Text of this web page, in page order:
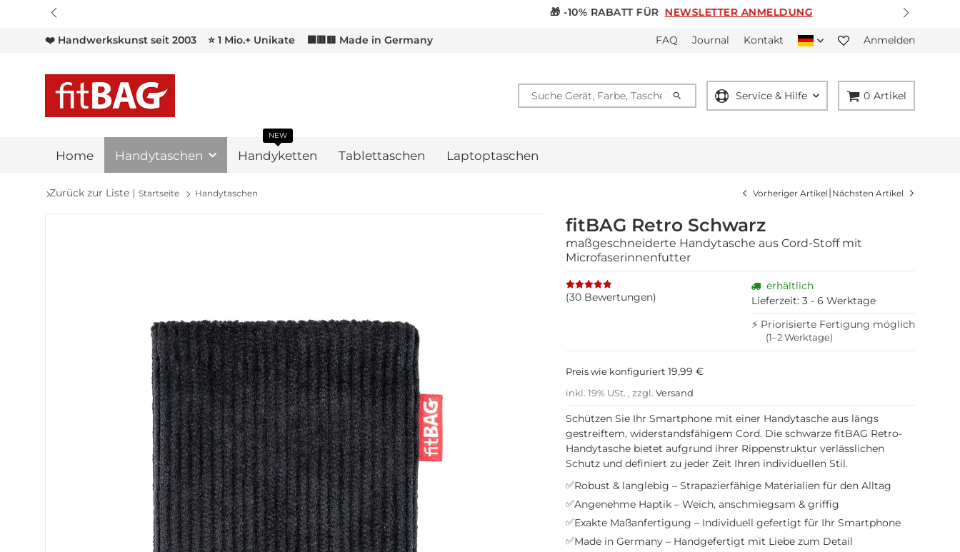
NEWSLETTER ANMELDUNG
❤️ Handwerkskunst seit 2003 ⭐ 1 Mio.+ Unikate ⬛🟥🟨 Made in Germany FAQ Journal Kontakt Anmelden
Service & Hilfe 0 Artikel
Home Handytaschen Handyketten
NEW
Tablettaschen Laptoptaschen
Zurück zur Liste Startseite Handytaschen Vorheriger Artikel | Nächsten Artikel
fitBAG Retro Schwarz
maßgeschneiderte Handytasche aus Cord-Stoff mit
Microfaserinnenfutter
(30 Bewertungen)
erhältlich
Lieferzeit: 3 - 6 Werktage
⚡ Priorisierte Fertigung möglich
(1–2 Werktage)
Preis wie konfiguriert 19,99 €
inkl. 19% USt. , zzgl.Versand
Schützen Sie Ihr Smartphone mit einer Handytasche aus längs
gestreiftem, widerstandsfähigem Cord. Die schwarze fitBAG Retro-
Handytasche bietet aufgrund ihrer Rippenstruktur verlässlichen
Schutz und definiert zu jeder Zeit Ihren individuellen Stil.
✅Robust & langlebig – Strapazierfähige Materialien für den Alltag
✅Angenehme Haptik – Weich, anschmiegsam & griffig
✅Exakte Maßanfertigung – Individuell gefertigt für Ihr Smartphone
✅Made in Germany – Handgefertigt mit Liebe zum Detail